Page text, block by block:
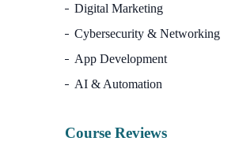
Digital Marketing
Cybersecurity & Networking
App Development
AI & Automation
Course Reviews